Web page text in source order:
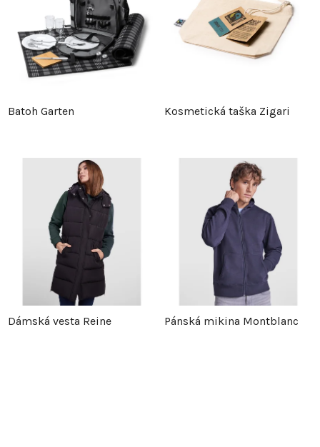
Batoh Garten Kosmetická taška Zigari
Dámská vesta Reine Pánská mikina Montblanc